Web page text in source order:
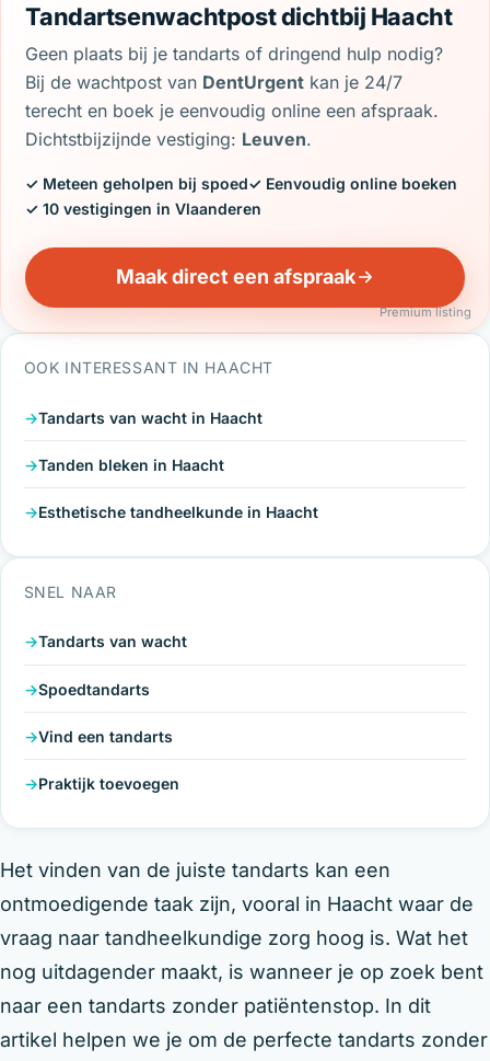
Tandartsenwachtpost dichtbij Haacht
Geen plaats bij je tandarts of dringend hulp nodig?
Bij de wachtpost van DentUrgent kan je 24/7
terecht en boek je eenvoudig online een afspraak.
Dichtstbijzijnde vestiging: Leuven.
✓ Meteen geholpen bij spoed✓ Eenvoudig online boeken
✓ 10 vestigingen in Vlaanderen
Maak direct een afspraak
Premium listing
OOK INTERESSANT IN HAACHT
Tandarts van wacht in Haacht
Tanden bleken in Haacht
Esthetische tandheelkunde in Haacht
SNEL NAAR
Tandarts van wacht
Spoedtandarts
Vind een tandarts
Praktijk toevoegen
Het vinden van de juiste tandarts kan een
ontmoedigende taak zijn, vooral in Haacht waar de
vraag naar tandheelkundige zorg hoog is. Wat het
nog uitdagender maakt, is wanneer je op zoek bent
naar een tandarts zonder patiëntenstop. In dit
artikel helpen we je om de perfecte tandarts zonder